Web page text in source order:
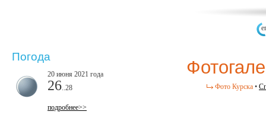
Фото Курска •
Погода
20 июня 2021 года
26..28
подробнее>>